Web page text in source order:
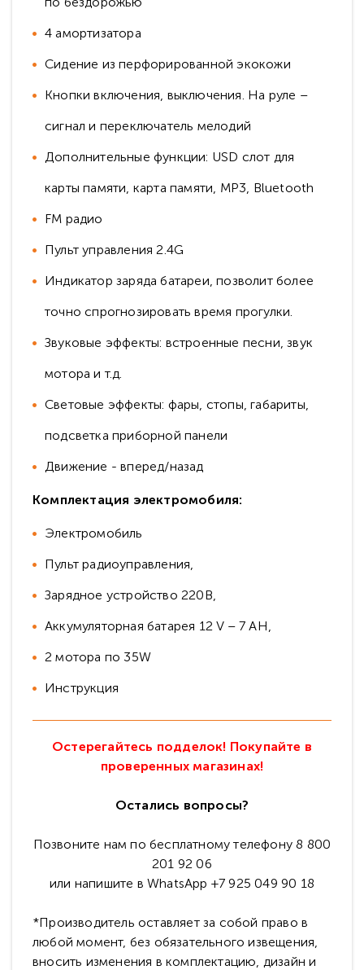
4 амортизатора
Сидение из перфорированной экокожи
Кнопки включения, выключения. На руле –
сигнал и переключатель мелодий
Дополнительные функции: USD слот для
карты памяти, карта памяти, MP3, Bluetooth
FM радио
Пульт управления 2.4G
Индикатор заряда батареи, позволит более
точно спрогнозировать время прогулки.
Звуковые эффекты: встроенные песни, звук
мотора и т.д.
Световые эффекты: фары, стопы, габариты,
подсветка приборной панели
Движение - вперед/назад
Комплектация электромобиля:
Электромобиль
Пульт радиоуправления,
Зарядное устройство 220В,
Аккумуляторная батарея 12 V – 7 АH,
2 мотора по 35W
Инструкция
Остерегайтесь подделок! Покупайте в
проверенных магазинах!
Остались вопросы?
Позвоните нам по бесплатному телефону 8 800
201 92 06
или напишите в WhatsApp +7 925 049 90 18
*Производитель оставляет за собой право в
любой момент, без обязательного извещения,
вносить изменения в комплектацию, дизайн и